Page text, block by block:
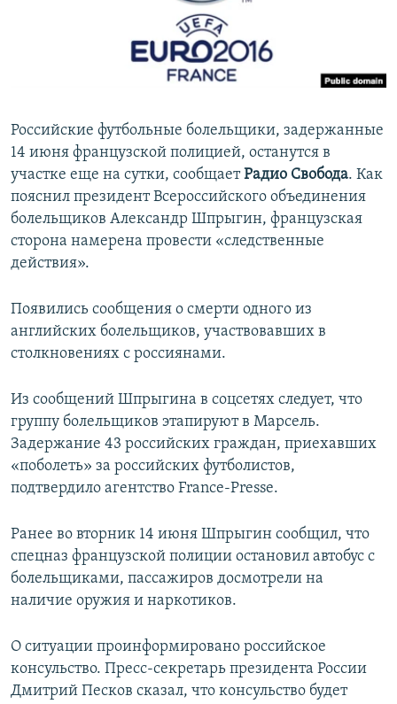
КРЫМ.НЕПОКОРЕННЫЙ
Все сайты RFE/RL
Российские футбольные болельщики, задержанные
14 июня французской полицией, останутся в
участке еще на сутки, сообщаетРадио Свобода. Как
пояснил президент Всероссийского объединения
болельщиков Александр Шпрыгин, французская
сторона намерена провести «следственные
действия».
Появились сообщения о смерти одного из
английских болельщиков, участвовавших в
столкновениях с россиянами.
Из сообщений Шпрыгина в соцсетях следует, что
группу болельщиков этапируют в Марсель.
Задержание 43 российских граждан, приехавших
«поболеть» за российских футболистов,
подтвердило агентство France-Presse.
Ранее во вторник 14 июня Шпрыгин сообщил, что
спецназ французской полиции остановил автобус с
болельщиками, пассажиров досмотрели на
наличие оружия и наркотиков.
О ситуации проинформировано российское
консульство. Пресс-секретарь президента России
Дмитрий Песков сказал, что консульство будет